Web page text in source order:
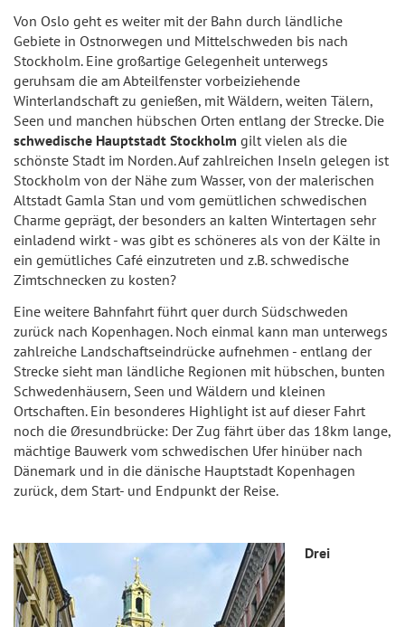
Von Oslo geht es weiter mit der Bahn durch ländliche
Gebiete in Ostnorwegen und Mittelschweden bis nach
Stockholm. Eine großartige Gelegenheit unterwegs
geruhsam die am Abteilfenster vorbeiziehende
Winterlandschaft zu genießen, mit Wäldern, weiten Tälern,
Seen und manchen hübschen Orten entlang der Strecke. Die
schwedische Hauptstadt Stockholm gilt vielen als die
schönste Stadt im Norden. Auf zahlreichen Inseln gelegen ist
Stockholm von der Nähe zum Wasser, von der malerischen
Altstadt Gamla Stan und vom gemütlichen schwedischen
Charme geprägt, der besonders an kalten Wintertagen sehr
einladend wirkt - was gibt es schöneres als von der Kälte in
ein gemütliches Café einzutreten und z.B. schwedische
Zimtschnecken zu kosten?
Eine weitere Bahnfahrt führt quer durch Südschweden
zurück nach Kopenhagen. Noch einmal kann man unterwegs
zahlreiche Landschaftseindrücke aufnehmen - entlang der
Strecke sieht man ländliche Regionen mit hübschen, bunten
Schwedenhäusern, Seen und Wäldern und kleinen
Ortschaften. Ein besonderes Highlight ist auf dieser Fahrt
noch die Øresundbrücke: Der Zug fährt über das 18km lange,
mächtige Bauwerk vom schwedischen Ufer hinüber nach
Dänemark und in die dänische Hauptstadt Kopenhagen
zurück, dem Start- und Endpunkt der Reise.
Drei